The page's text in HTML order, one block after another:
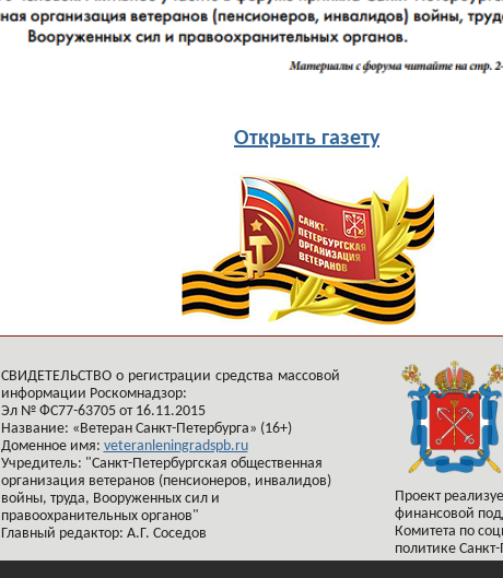
Открыть газету
СВИДЕТЕЛЬСТВО о регистрации средства массовой
информации Роскомнадзор:
Эл № ФС77-63705 от 16.11.2015
Название: «Ветеран Санкт-Петербурга» (16+)
Доменное имя: veteranleningradspb.ru
Учредитель: "Санкт-Петербургская общественная
организация ветеранов (пенсионеров, инвалидов)
войны, труда, Вооруженных сил и
правоохранительных органов"
Главный редактор: А.Г. Соседов
Проект
финансовой
Комитета по
политике Санкт-